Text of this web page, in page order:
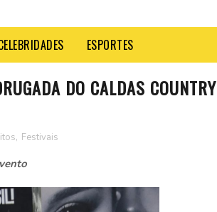
ESPORTES
DO CALDAS COUNTRY
, Festivais